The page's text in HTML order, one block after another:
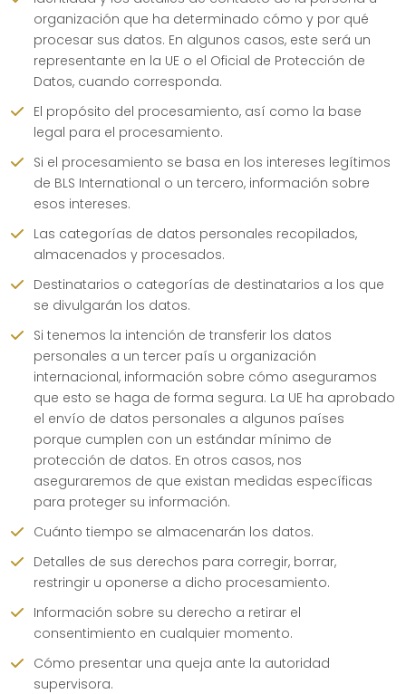
organización que ha determinado cómo y por qué
procesar sus datos. En algunos casos, este será un
representante en la UE o el Oficial de Protección de
Datos, cuando corresponda.
El propósito del procesamiento, así como la base
legal para el procesamiento.
Si el procesamiento se basa en los intereses legítimos
de BLS International o un tercero, información sobre
esos intereses.
Las categorías de datos personales recopilados,
almacenados y procesados.
Destinatarios o categorías de destinatarios a los que
se divulgarán los datos.
Si tenemos la intención de transferir los datos
personales a un tercer país u organización
internacional, información sobre cómo aseguramos
que esto se haga de forma segura. La UE ha aprobado
el envío de datos personales a algunos países
porque cumplen con un estándar mínimo de
protección de datos. En otros casos, nos
aseguraremos de que existan medidas específicas
para proteger su información.
Cuánto tiempo se almacenarán los datos.
Detalles de sus derechos para corregir, borrar,
restringir u oponerse a dicho procesamiento.
Información sobre su derecho a retirar el
consentimiento en cualquier momento.
Cómo presentar una queja ante la autoridad
supervisora.